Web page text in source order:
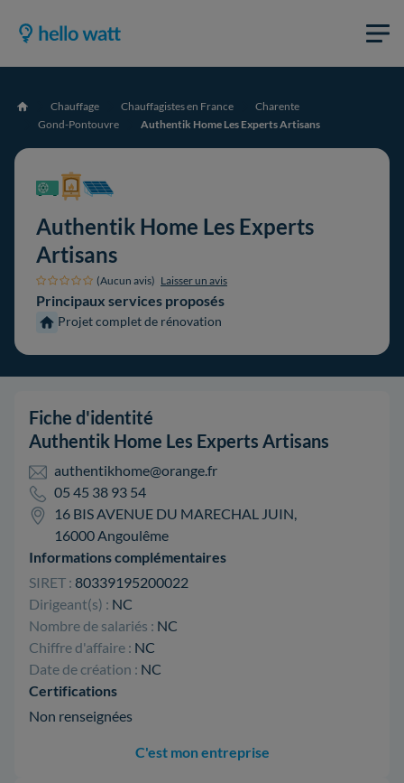
Accueil Chauffage Chauffagistes en France
Charente
Gond-Pontouvre
Authentik Home Les Experts Artisans
Authentik Home Les Experts
Artisans
(Aucun avis) Laisser un avis
Principaux services proposés
Projet complet de rénovation
Fiche d'identité
Authentik Home Les Experts Artisans
authentikhome@orange.fr
05 45 38 93 54
16 BIS AVENUE DU MARECHAL JUIN,
16000 Angoulême
Informations complémentaires
SIRET : 80339195200022
Dirigeant(s) : NC
Nombre de salariés : NC
Chiffre d'affaire : NC
Date de création : NC
Certifications
Non renseignées
C'est mon entreprise